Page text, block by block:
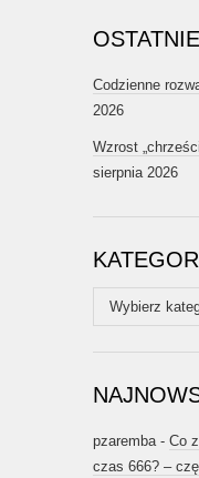
Codzienne
2026
Wzrost
sierpnia 2026
Kategoria
pzaremba- Co
czas 666? –